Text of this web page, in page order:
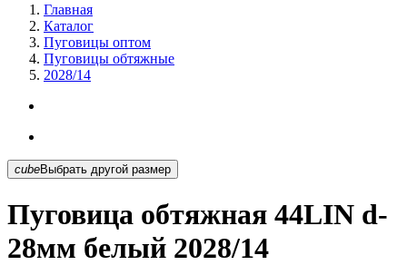
Главная
Каталог
Пуговицы оптом
Пуговицы обтяжные
2028/14
cubeВыбрать другой размер
Пуговица обтяжная 44LIN d-
28мм белый 2028/14